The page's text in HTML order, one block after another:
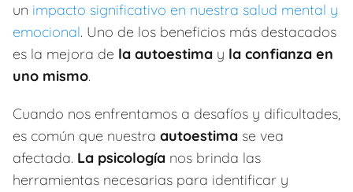
un impacto significativo en nuestra salud mental y
emocional. Uno de los beneficios más destacados
es la mejora de la autoestima y la confianza en
uno mismo.
Cuando nos enfrentamos a desafíos y dificultades,
es común que nuestra autoestima se vea
afectada. La psicología nos brinda las
herramientas necesarias para identificar y